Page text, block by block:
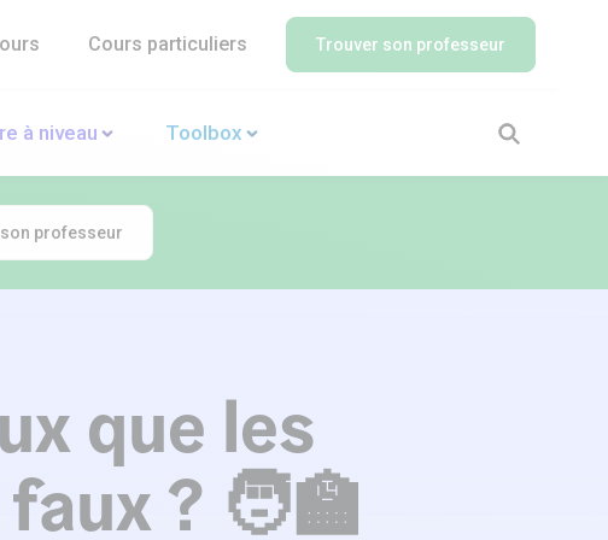
Cours particuliers Trouver son professeur
à niveau Toolbox
professeur
que les
? 🧑‍🏫